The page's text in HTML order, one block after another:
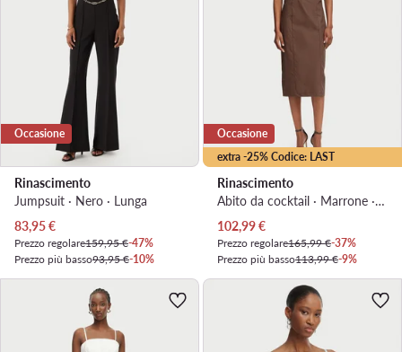
Occasione
Rinascimento
Jumpsuit · Nero · Lunga
Prezzo attuale
83,95€
Prezzo regolare159,95 €-47%
Prezzo più basso93,95 €-10%
extra -25% Codice: LAST
Occasione
Rinascimento
Abito da cocktail · Marrone · Midi
Prezzo attuale
102,99€
Prezzo regolare165,99 €-37%
Prezzo più basso113,99 €-9%